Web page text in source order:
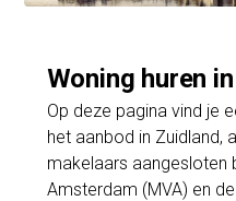
Woning huren
Op deze pagina vind je
het aanbod in Zuidland,
makelaars aangesloten
Amsterdam (MVA) en